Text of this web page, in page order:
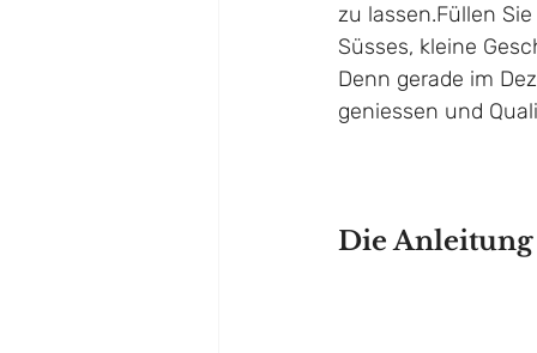
zu lassen.Füllen
Süsses, kleine
Denn gerade im
geniessen und
Die